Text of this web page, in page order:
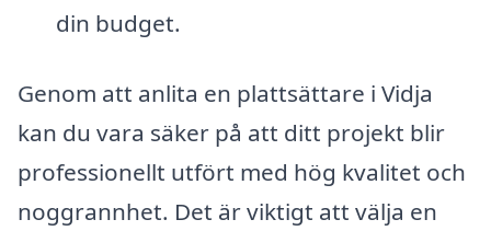
din budget.
Genom att anlita en plattsättare i Vidja
kan du vara säker på att ditt projekt blir
professionellt utfört med hög kvalitet och
noggrannhet. Det är viktigt att välja en